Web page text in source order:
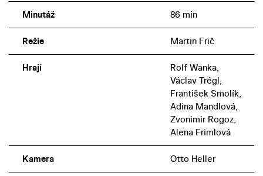
Minutáž 86 min
Režie Martin Frič
Hrají
Rolf Wanka,
Václav Trégl,
František Smolík,
Adina Mandlová,
Zvonimir Rogoz,
Alena Frimlová
Kamera Otto Heller